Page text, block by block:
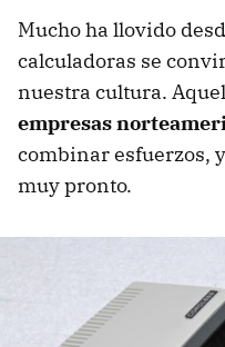
Mucho ha llovido
calculadoras se
nuestra cultura.
empresas
combinar esfuerzos,
muy pronto.